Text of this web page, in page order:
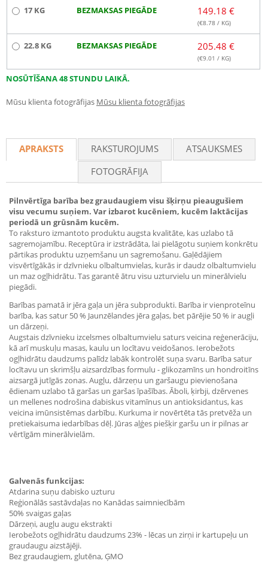
17 KG BEZMAKSAS PIEGĀDE 149.18 €
(€8.78 / KG)
22.8 KG BEZMAKSAS PIEGĀDE 205.48 €
(€9.01 / KG)
NOSŪTĪŠANA 48 STUNDU LAIKĀ.
Mūsu klienta fotogrāfijas Mūsu klienta fotogrāfijas
APRAKSTS RAKSTUROJUMS
ATSAUKSMES
FOTOGRĀFIJA
Pilnvērtīga barība bez graudaugiem visu šķirņu pieaugušiem
visu vecumu suņiem. Var izbarot kucēniem, kucēm laktācijas
periodā un grūsnām kucēm.
To raksturo izmantoto produktu augsta kvalitāte, kas uzlabo tā
sagremojamību. Receptūra ir izstrādāta, lai pielāgotu suņiem konkrētu
pārtikas produktu uzņemšanu un sagremošanu. Gaļēdājiem
visvērtīgākās ir dzīvnieku olbaltumvielas, kurās ir daudz olbaltumvielu
un maz ogļhidrātu. Tas garantē ātru visu uzturvielu un minerālvielu
piegādi.
Barības pamatā ir jēra gaļa un jēra subprodukti. Barība ir vienproteīnu
barība, kas satur 50 % Jaunzēlandes jēra gaļas, bet pārējie 50 % ir augļi
un dārzeņi.
Augstais dzīvnieku izcelsmes olbaltumvielu saturs veicina reģenerāciju,
kā arī muskuļu masas, kaulu un locītavu veidošanos. Ierobežots
ogļhidrātu daudzums palīdz labāk kontrolēt suņa svaru. Barība satur
locītavu un skrimšļu aizsardzības formulu - glikozamīns un hondroitīns
aizsargā jutīgās zonas. Augļu, dārzeņu un garšaugu pievienošana
ēdienam uzlabo tā garšas un garšas īpašības. Āboli, ķirbji, dzērvenes
un mellenes nodrošina dabiskus vitamīnus un antioksidantus, kas
veicina imūnsistēmas darbību. Kurkuma ir novērtēta tās pretvēža un
pretiekaisuma iedarbības dēļ. Jūras aļģes piešķir garšu un ir pilnas ar
vērtīgām minerālvielām.
Galvenās funkcijas:
Atdarina suņu dabisko uzturu
Reģionālās sastāvdaļas no Kanādas saimniecībām
50% svaigas gaļas
Dārzeņi, augļu augu ekstrakti
Ierobežots ogļhidrātu daudzums 23% - lēcas un zirņi ir kartupeļu un
graudaugu aizstājēji.
Bez graudaugiem, glutēna, ĢMO